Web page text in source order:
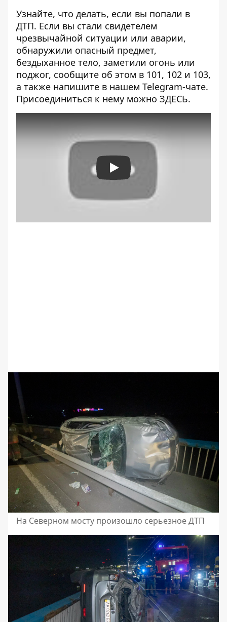
Узнайте, что делать, если вы попали в
ДТП. Если вы стали свидетелем
чрезвычайной ситуации или аварии,
обнаружили опасный предмет,
бездыханное тело, заметили огонь или
поджог, сообщите об этом в 101, 102 и 103,
а также напишите в нашем Telegram-чате.
Присоединиться к нему можно ЗДЕСЬ.
Play
На Северном мосту произошло серьезное ДТП